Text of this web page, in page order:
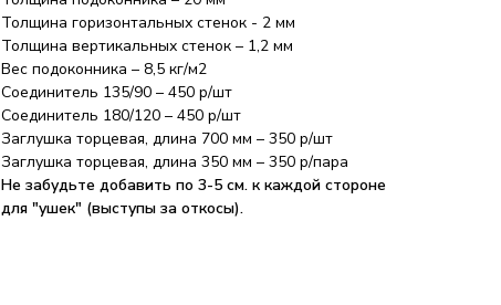
Толщина горизонтальных стенок - 2 мм
Толщина вертикальных стенок – 1,2 мм
Вес подоконника – 8,5 кг/м2
Соединитель 135/90 – 450 р/шт
Соединитель 180/120 – 450 р/шт
Заглушка торцевая, длина 700 мм – 350 р/шт
Заглушка торцевая, длина 350 мм – 350 р/пара
Не забудьте добавить по 3-5 см. к каждой стороне
для "ушек" (выступы за откосы).